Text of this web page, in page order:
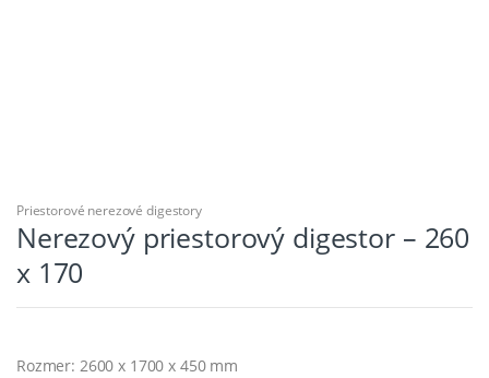
Priestorové nerezové digestory
Nerezový priestorový digestor – 260
x 170
Rozmer: 2600 x 1700 x 450 mm